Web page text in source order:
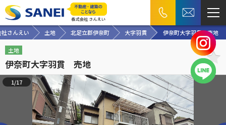
さんえい 土地 北足立郡伊奈町 大字羽貫 伊奈町大字羽貫 売地
土地
伊奈町大字羽貫 売地
1/17